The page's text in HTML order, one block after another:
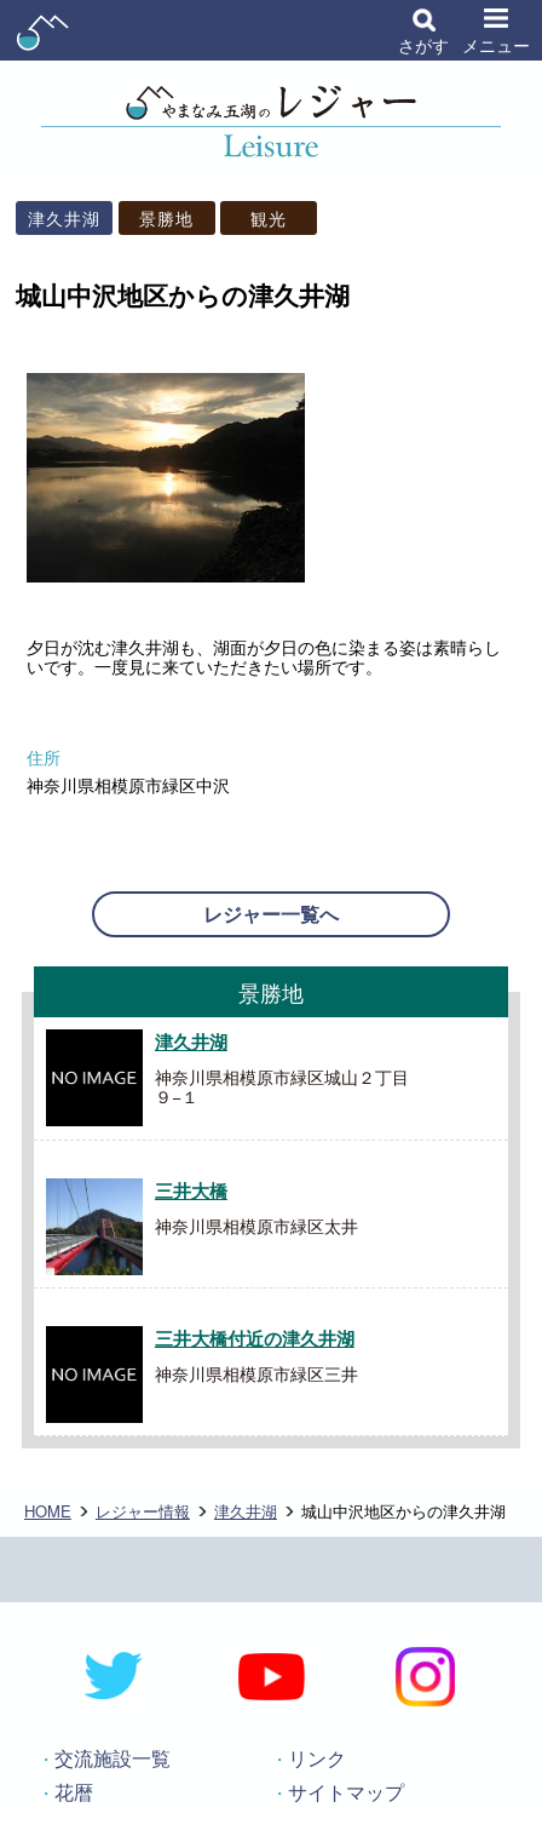
さがす メニュー
津久井湖 景勝地 観光
城山中沢地区からの津久井湖
夕日が沈む津久井湖も、湖面が夕日の色に染まる姿は素晴らし
いです。一度見に来ていただきたい場所です。
住所
神奈川県相模原市緑区中沢
レジャー一覧へ
景勝地
津久井湖
神奈川県相模原市緑区城山２丁目
９−１
三井大橋
神奈川県相模原市緑区太井
三井大橋付近の津久井湖
神奈川県相模原市緑区三井
HOME レジャー情報 津久井湖 城山中沢地区からの津久井湖
交流施設一覧
リンク
花暦
サイトマップ